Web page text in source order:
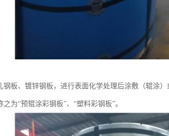
钢板、镀锌钢板，进行表面化学处理后涂敷（辊涂
为“预辊涂彩钢板”、“塑料彩钢板”。